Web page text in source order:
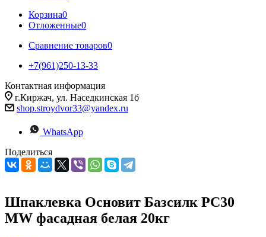
Корзина0
Отложенные0
Сравнение товаров0
+7(961)250-13-33
Контактная информация
г.Киржач, ул. Наседкинская 1б
shop.stroydvor33@yandex.ru
WhatsApp
Поделиться
Шпаклевка Основит Базсилк PC30
MW фасадная белая 20кг